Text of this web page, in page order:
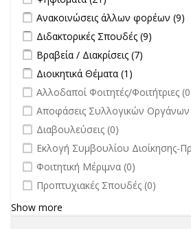
Apply Ανακοινώσεις άλλων
Ανακοινώσεις άλλων φορέων (9)
Apply Διδακτορικές Σπουδές filter
Διδακτορικές Σπουδές (9)
Apply Βραβεία / Διακρίσεις filter
Βραβεία / Διακρίσεις (7)
Apply Διοικητικά Θέματα filter
Διοικητικά Θέματα (1)
undefined
Αλλοδαποί Φοιτητές/Φοιτήτριες
undefined
Αποφάσεις Συλλογικών Οργάνων
undefined
Διαβουλεύσεις (0)
undefined
Εκλογή Συμβουλίου Διοίκησης-
undefined
Φοιτητική Μέριμνα (0)
undefined
Προπτυχιακές Σπουδές (0)
Show more